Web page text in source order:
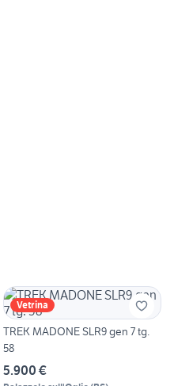
Vetrina
TREK MADONE SLR9 gen 7 tg.
58
5.900 €